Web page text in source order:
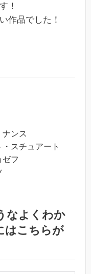
！
作品でした！
ンス
スチュアート
ゼフ
なよくわか
はこちらが